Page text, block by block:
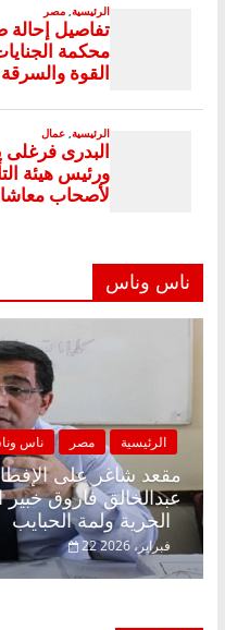
ناس وناس
الرئيسية مصر ناس
مقعد شاغر على
عبدالخالق فاروق
22 فبراير، 2026